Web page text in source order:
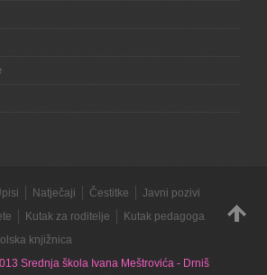
Natječaji Čestitke
Javni pozivi
Kutak za roditelje
Kutak pedagoga
knjižnica
Srednja škola Ivana Meštrovića - Drniš